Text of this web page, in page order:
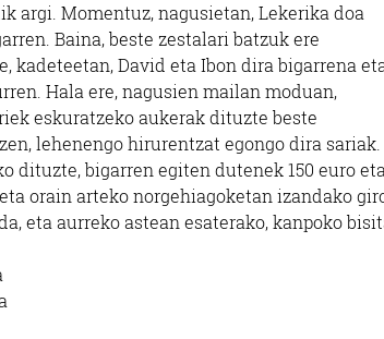
argi. Momentuz, nagusietan, Lekerika doa
Baina, beste zestalari batzuk ere
kadeteetan, David eta Ibon dira bigarrena
Hala ere, nagusien mailan moduan,
eskuratzeko aukerak dituzte beste
lehenengo hirurentzat egongo dira sariak.
dituzte, bigarren egiten dutenek 150 euro
orain arteko norgehiagoketan izandako
eta aurreko astean esaterako, kanpoko